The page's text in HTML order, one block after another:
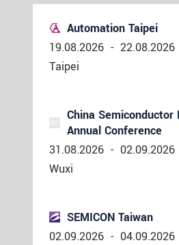
Automation Taipei
19.08.2026 - 22.08.2026
Taipei
China Semiconductor
Annual Conference
31.08.2026 - 02.09.2026
Wuxi
SEMICON Taiwan
02.09.2026 - 04.09.2026